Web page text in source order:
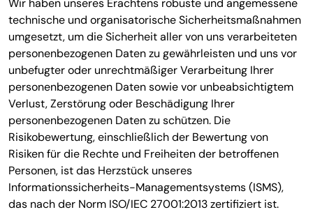
Wir haben unseres Erachtens robuste und angemessene
technische und organisatorische Sicherheitsmaßnahmen
umgesetzt, um die Sicherheit aller von uns verarbeiteten
personenbezogenen Daten zu gewährleisten und uns vor
unbefugter oder unrechtmäßiger Verarbeitung Ihrer
personenbezogenen Daten sowie vor unbeabsichtigtem
Verlust, Zerstörung oder Beschädigung Ihrer
personenbezogenen Daten zu schützen. Die
Risikobewertung, einschließlich der Bewertung von
Risiken für die Rechte und Freiheiten der betroffenen
Personen, ist das Herzstück unseres
Informationssicherheits-Managementsystems (ISMS),
das nach der Norm ISO/IEC 27001:2013 zertifiziert ist.